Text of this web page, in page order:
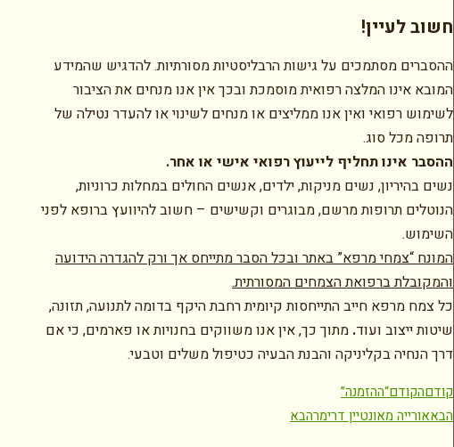
חשוב לעיין!
ההסברים מסתמכים על גישות הרבליסטיות מסורתיות. להדגיש שהמידע
המובא אינו המלצה רפואית מוסמכת ובכך אין אנו מנחים את הציבור
לשימוש רפואי ואין אנו ממליצים או מנחים לשינוי או להעדר נטילה של
תרופה מכל סוג.
ההסבר אינו תחליף לייעוץ רפואי אישי או אחר.
נשים בהיריון, נשים מניקות, ילדים, אנשים החולים במחלות כרוניות,
הנוטלים תרופות מרשם, מבוגרים וקשישים – חשוב להיוועץ ברופא לפני
השימוש.
המונח “צמחי מרפא” באתר ובכל הסבר מתייחס אך ורק להגדרה הידועה
והמקובלת ברפואת הצמחים המסורתית.
כל צמח מרפא חייב התייחסות קיומית רחבת היקף בדומה לתנועה, תזונה,
שיטות ייצוב ועוד. מתוך כך, אין אנו משווקים בחנויות או פארמים, כי אם
דרך הנחיה בקליניקה והבנת הבעיה כטיפול משלים וטבעי.
קודםהקודם“ההזמנה”
הבאאורייה מאונטיין דרימרהבא